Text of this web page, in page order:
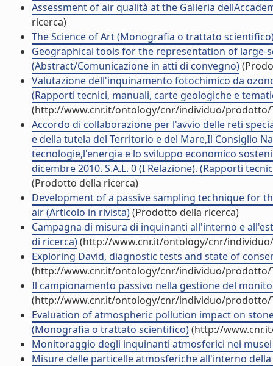
Assessment of air qualità at the Galleria
ricerca)
The Science of Art (Monografia o trattato
Geographical tools for the representation of large-
(Abstract/Comunicazione in atti di convegno)
Valutazione dell'inquinamento fotochimico da
(Rapporti tecnici, manuali, carte geologiche e
(http://www.cnr.it/ontology/cnr/individuo/prodotto/
Accordo di collaborazione per l'avvio delle reti
e della tutela del Territorio e del Mare,Il Consiglio
tecnologie,l'energia e lo sviluppo economico
dicembre 2010. S.A.L. 0 (I Relazione). (Rapporti
(Prodotto della ricerca)
Development of a passive sampling technique for
air (Articolo in rivista)(Prodotto della ricerca)
Campagna di misura di inquinanti all'interno e
di ricerca)(http://www.cnr.it/ontology/cnr/
Exploring David, diagnostic tests and state of
(http://www.cnr.it/ontology/cnr/individuo/prodotto/
Il campionamento passivo nella gestione del
(http://www.cnr.it/ontology/cnr/individuo/prodotto/
Evaluation of atmospheric pollution impact on
(Monografia o trattato scientifico)(http://
Monitoraggio degli inquinanti atmosferici nei
Misure delle particelle atmosferiche all'interno